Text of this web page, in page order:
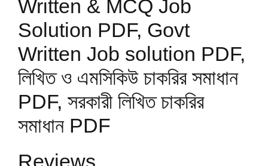
Written & MCQ Job
Solution PDF, Govt
Written Job solution PDF,
লিখিত ও এমসিকিউ চাকরির সমাধান
PDF, সরকারী লিখিত চাকরির
সমাধান PDF
Reviews